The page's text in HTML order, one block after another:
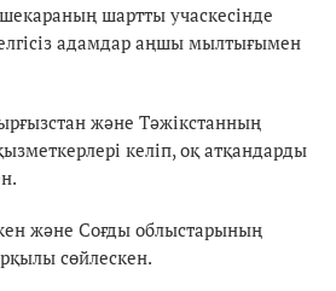
шартты учаскесінде
адамдар аңшы мылтығымен
және Тәжікстанның
келіп, оқ атқандарды
және Соғды облыстарының
сөйлескен.